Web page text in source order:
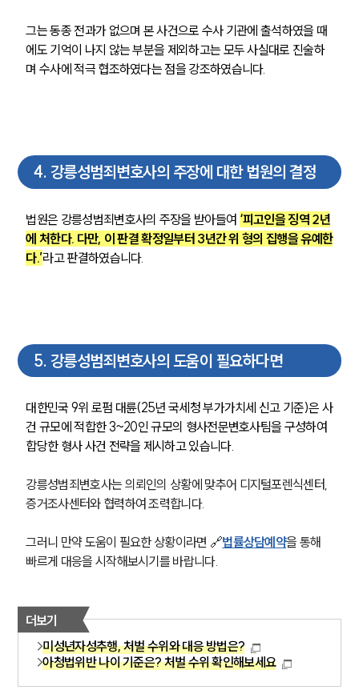
팀소개
오시는 길
글로벌 파트너 로펌
그는 동종 전과가 없으며 본 사건으로 수사 기관에 출석하였을 때
에도 기억이 나지 않는 부분을 제외하고는 모두 사실대로 진술하
며 수사에 적극 협조하였다는 점을 강조하였습니다.
4. 강릉성범죄변호사의 주장에 대한 법원의 결정
법원은 강릉성범죄변호사의 주장을 받아들여 ‘피고인을 징역 2년
에 처한다. 다만, 이 판결 확정일부터 3년간 위 형의 집행을 유예한
다.’라고 판결하였습니다.
5. 강릉성범죄변호사의 도움이 필요하다면
대한민국 9위 로펌 대륜(25년 국세청 부가가치세 신고 기준)은 사
건 규모에 적합한 3~20인 규모의 형사전문변호사팀을 구성하여
합당한 형사 사건 전략을 제시하고 있습니다.
강릉성범죄변호사는 의뢰인의 상황에 맞추어 디지털포렌식센터,
증거조사센터와 협력하여 조력합니다.
그러니 만약 도움이 필요한 상황이라면 🔗법률상담예약을 통해
빠르게 대응을 시작해보시기를 바랍니다.
더보기
미성년자성추행, 처벌 수위와 대응 방법은?
아청법위반 나이 기준은? 처벌 수위 확인해보세요